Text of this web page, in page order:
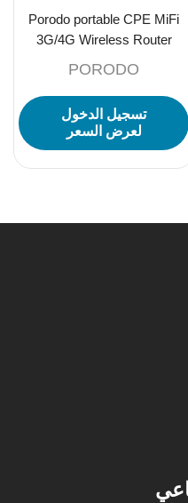
Porodo portable CPE MiFi
3G/4G Wireless Router
PORODO
تسجيل الدخول
لعرض السعر